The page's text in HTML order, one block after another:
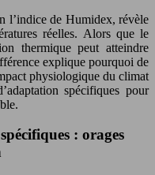
l’indice de Humidex, révèle
réelles. Alors que le
thermique peut atteindre
explique pourquoi de
physiologique du climat
spécifiques pour
: orages